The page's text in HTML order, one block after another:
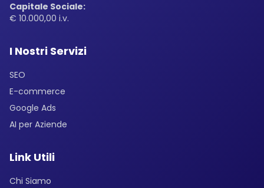
Capitale Sociale:
€ 10.000,00 i.v.
I Nostri Servizi
SEO
E-commerce
Google Ads
AI per Aziende
Link Utili
Chi Siamo